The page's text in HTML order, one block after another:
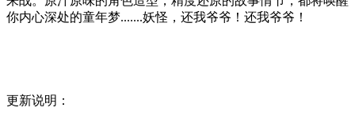
你内心深处的童年梦.......妖怪，还我爷爷！还我爷爷！
更新说明：